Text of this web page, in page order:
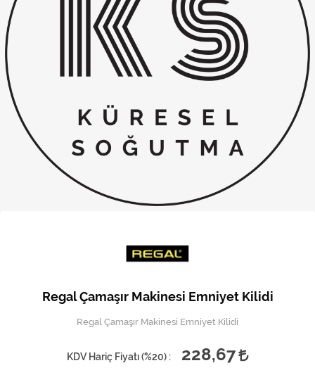
Elektrikli Süpürge
Fan
Fırın, Ocak ve Aspiratör
Klima
Kombi
Musluk
Regal Çamaşır Makinesi Emniyet Kilidi
Regal Çamaşır Makinesi Emniyet Kilidi
KDV Hariç Fiyatı (%20) :
228,67